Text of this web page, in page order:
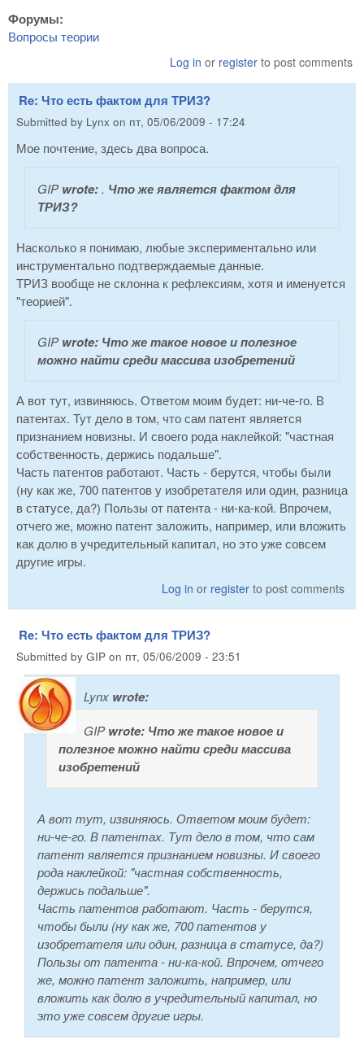
Форумы:
Вопросы теории
Log in or register to post comments
Re: Что есть фактом для ТРИЗ?
Submitted by Lynx on пт, 05/06/2009 - 17:24
Мое почтение, здесь два вопроса.
GIPwrote: . Что же является фактом для
ТРИЗ?
Насколько я понимаю, любые экспериментально или
инструментально подтверждаемые данные.
ТРИЗ вообще не склонна к рефлексиям, хотя и именуется
"теорией".
GIPwrote: Что же такое новое и полезное
можно найти среди массива изобретений
А вот тут, извиняюсь. Ответом моим будет: ни-че-го. В
патентах. Тут дело в том, что сам патент является
признанием новизны. И своего рода наклейкой: "частная
собственность, держись подальше".
Часть патентов работают. Часть - берутся, чтобы были
(ну как же, 700 патентов у изобретателя или один, разница
в статусе, да?) Пользы от патента - ни-ка-кой. Впрочем,
отчего же, можно патент заложить, например, или вложить
как долю в учредительный капитал, но это уже совсем
другие игры.
Log in or register to post comments
Re: Что есть фактом для ТРИЗ?
Submitted by GIP on пт, 05/06/2009 - 23:51
Lynx wrote:
GIPwrote: Что же такое новое и
полезное можно найти среди массива
изобретений
А вот тут, извиняюсь. Ответом моим будет:
ни-че-го. В патентах. Тут дело в том, что сам
патент является признанием новизны. И своего
рода наклейкой: "частная собственность,
держись подальше".
Часть патентов работают. Часть - берутся,
чтобы были (ну как же, 700 патентов у
изобретателя или один, разница в статусе, да?)
Пользы от патента - ни-ка-кой. Впрочем, отчего
же, можно патент заложить, например, или
вложить как долю в учредительный капитал, но
это уже совсем другие игры.